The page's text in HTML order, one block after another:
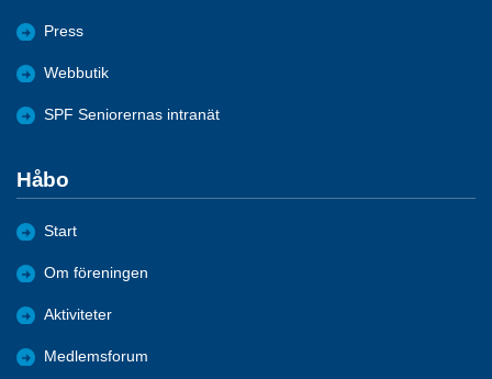
Press
Webbutik
SPF Seniorernas intranät
Håbo
Start
Om föreningen
Aktiviteter
Medlemsforum